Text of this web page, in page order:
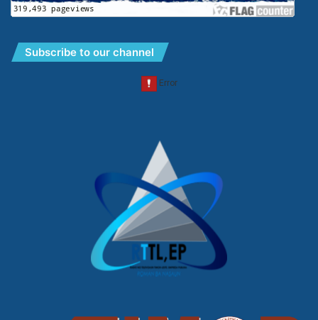
Subscribe to our channel